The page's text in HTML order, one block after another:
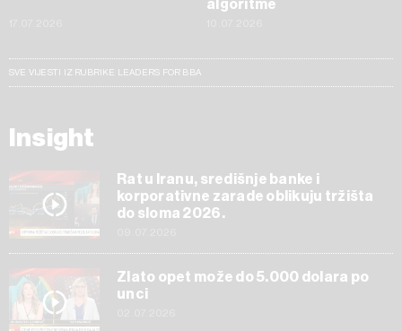
algoritme
SVE VIJESTI IZ RUBRIKE LEADERS FOR BBA
Insight
Rat u Iranu, središnje banke i
korporativne zarade oblikuju tržišta
do sloma 2026.
Zlato opet može do 5.000 dolara po
unci